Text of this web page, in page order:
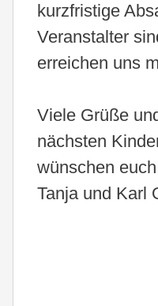
kurzfristige
Veranstalter
erreichen uns
Viele Grüße
nächsten
wünschen euch
Tanja und Karl